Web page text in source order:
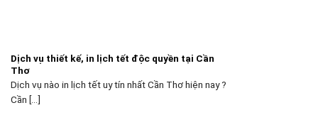
Dịch vụ thiết kế, in lịch tết độc quyền tại Cần
Thơ
Dịch vụ nào in lịch tết uy tín nhất Cần Thơ hiện nay ?
Cần [...]